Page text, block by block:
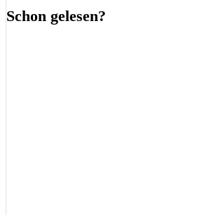
Schon gelesen?